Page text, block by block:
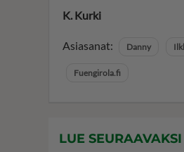
K. Kurki
Asiasanat: Danny
Fuengirola.fi
LUE SEURAAVAKSI